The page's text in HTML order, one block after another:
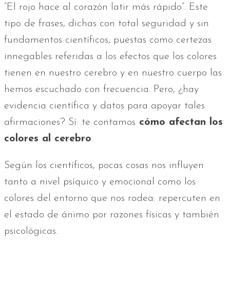
“El rojo hace al corazón latir más rápido”. Este
tipo de frases, dichas con total seguridad y sin
fundamentos científicos, puestas como certezas
innegables referidas a los efectos que los colores
tienen en nuestro cerebro y en nuestro cuerpo las
hemos escuchado con frecuencia. Pero, ¿hay
evidencia científica y datos para apoyar tales
afirmaciones? Sí: te contamos cómo afectan los
colores al cerebro.
Según los científicos, pocas cosas nos influyen
tanto a nivel psíquico y emocional como los
colores del entorno que nos rodea: repercuten en
el estado de ánimo por razones físicas y también
psicológicas.